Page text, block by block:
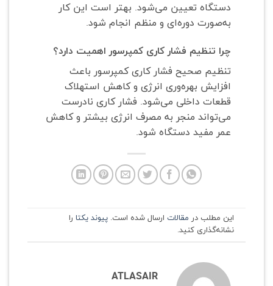
دستگاه تعیین می‌شود. بهتر است این کار
به‌صورت دوره‌ای و منظم انجام شود.
چرا تنظیم فشار کاری کمپرسور اهمیت دارد؟
تنظیم صحیح فشار کاری کمپرسور باعث
افزایش بهره‌وری انرژی و کاهش استهلاک
قطعات داخلی می‌شود. فشار کاری نادرست
می‌تواند منجر به مصرف انرژی بیشتر و کاهش
عمر مفید دستگاه شود.
این مطلب در مقالات ارسال شده است.پیوند یکتا را
نشانه‌گذاری کنید.
ATLASAIR